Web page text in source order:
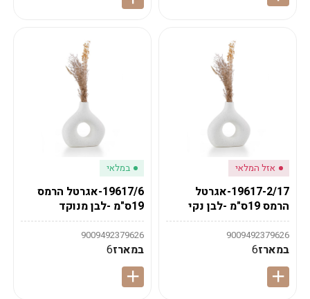
אזל המלאי
19617-2/17-אגרטל
הרמס 19ס"מ -לבן נקי
9009492379626
במארז6
במלאי
19617/6-אגרטל הרמס
19ס"מ -לבן מנוקד
9009492379626
במארז6